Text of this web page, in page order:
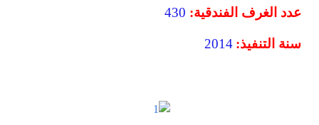
عدد الغرف الفندقية:
سنة التنفيذ: 2014